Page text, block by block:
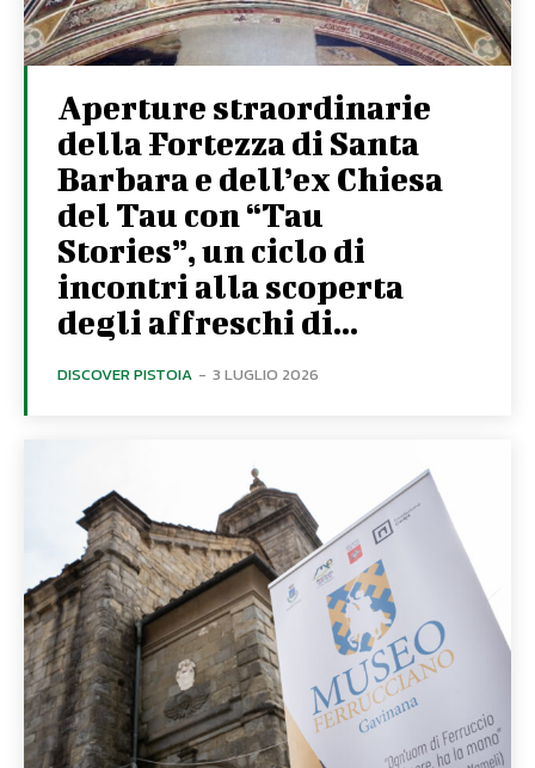
Aperture straordinarie
della Fortezza di Santa
Barbara e dell’ex Chiesa
del Tau con “Tau
Stories”, un ciclo di
incontri alla scoperta
degli affreschi di...
DISCOVER PISTOIA - 3 LUGLIO 2026